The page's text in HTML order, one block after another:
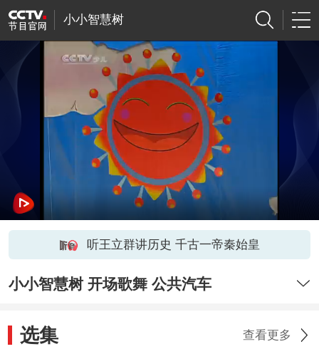
小小智慧树
听王立群讲历史 千古一帝秦始皇
小小智慧树 开场歌舞 公共汽车
选集 查看更多